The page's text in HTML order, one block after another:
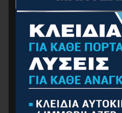
BORMANN BHT7982
Στρογγυλός Με
10.00€